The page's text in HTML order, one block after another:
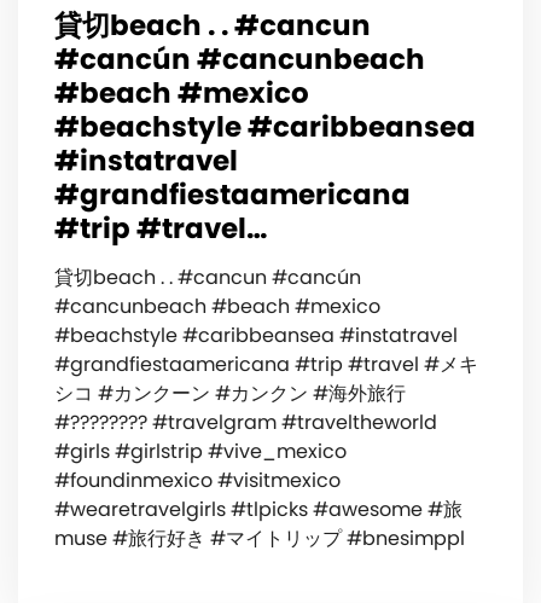
貸切beach . . #cancun
#cancún #cancunbeach
#beach #mexico
#beachstyle #caribbeansea
#instatravel
#grandfiestaamericana
#trip #travel…
貸切beach . . #cancun #cancún
#cancunbeach #beach #mexico
#beachstyle #caribbeansea #instatravel
#grandfiestaamericana #trip #travel #メキ
シコ #カンクーン #カンクン #海外旅行
#???????? #travelgram #traveltheworld
#girls #girlstrip #vive_mexico
#foundinmexico #visitmexico
#wearetravelgirls #tlpicks #awesome #旅
muse #旅行好き #マイトリップ #bnesimppl